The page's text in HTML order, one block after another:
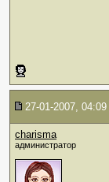
27-01-2007, 04:09
charisma
администратор